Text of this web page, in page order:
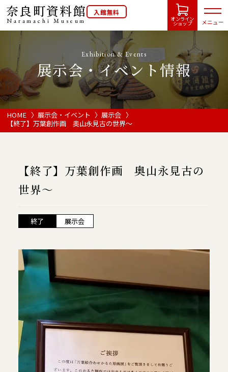
奈良町資料館
NaramachiMuseum
入館無料
オンライン
ショップ メニュー
HOME
開館カレンダー
ご利用案内
当館について
当館について
メディア実績
お知らせ
ブログ
Exhibition & Events
展示会・イベント情報
HOME 展示会・イベント
展示会
【終了】万葉創作画 奥山永見古の世界〜
【終了】万葉創作画 奥山永見古の
世界〜
終了 展示会